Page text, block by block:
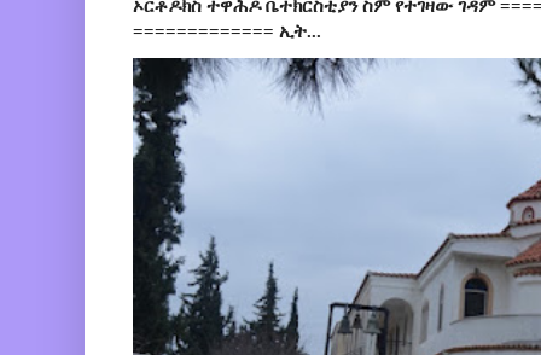
ኦርቶዶክስ ተዋሕዶ ቤተክርስቲያን ስም የተገዛው ገዳም
============= ኢት...